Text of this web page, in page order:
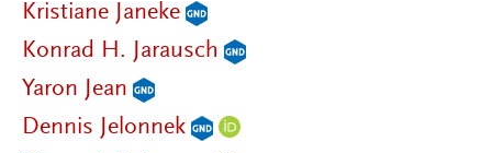
Kristiane Janeke
Konrad H. Jarausch
Yaron Jean
Dennis Jelonnek